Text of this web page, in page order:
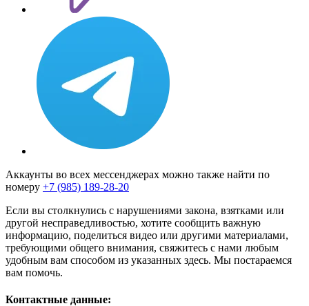
Аккаунты во всех мессенджерах можно также найти по
номеру +7 (985) 189-28-20
Если вы столкнулись с нарушениями закона, взятками или
другой несправедливостью, хотите сообщить важную
информацию, поделиться видео или другими материалами,
требующими общего внимания, свяжитесь с нами любым
удобным вам способом из указанных здесь. Мы постараемся
вам помочь.
Контактные данные: